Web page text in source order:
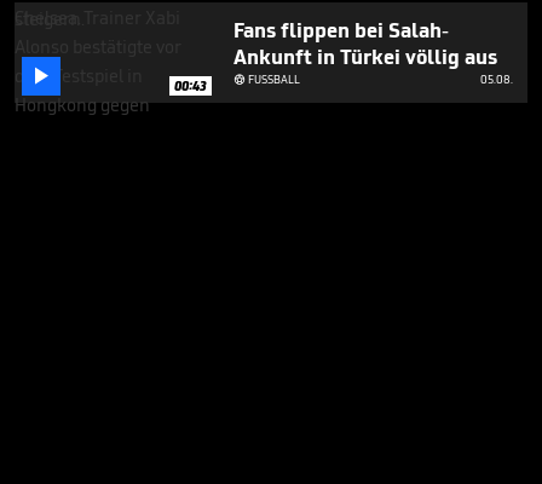
 00:43
Fans flippen bei Salah-
Ankunft in Türkei völlig aus
FUSSBALL 05.08.